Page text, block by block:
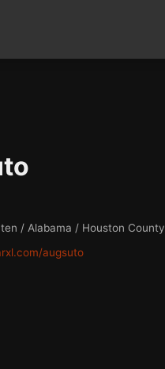
/ Alabama / Houston County
augsuto